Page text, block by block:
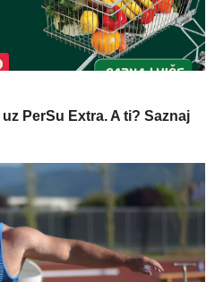
PerSu Extra. A ti? Saznaj